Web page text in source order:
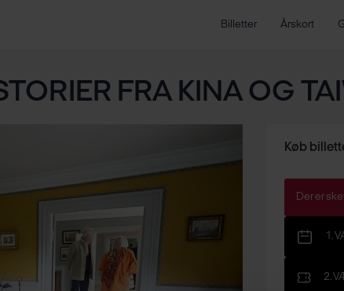
Billetter Årskort
FRA KINA OG
Køb
Der er
1.
2.